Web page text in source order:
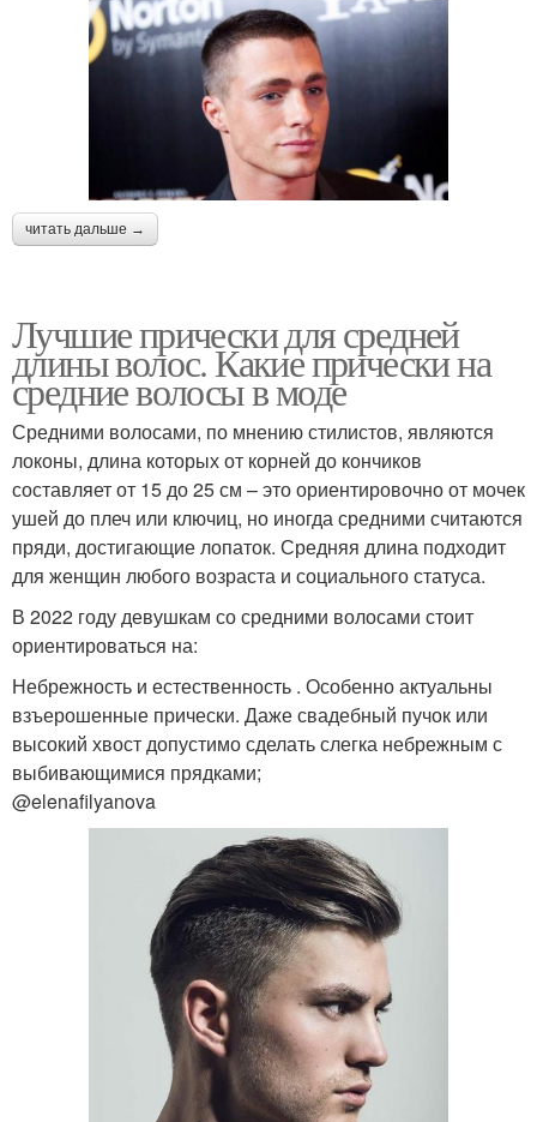
читать дальше →
Лучшие прически для средней
длины волос. Какие прически на
средние волосы в моде
Средними волосами, по мнению стилистов, являются
локоны, длина которых от корней до кончиков
составляет от 15 до 25 см – это ориентировочно от мочек
ушей до плеч или ключиц, но иногда средними считаются
пряди, достигающие лопаток. Средняя длина подходит
для женщин любого возраста и социального статуса.
В 2022 году девушкам со средними волосами стоит
ориентироваться на:
Небрежность и естественность . Особенно актуальны
взъерошенные прически. Даже свадебный пучок или
высокий хвост допустимо сделать слегка небрежным с
выбивающимися прядками;
@elenafilyanova